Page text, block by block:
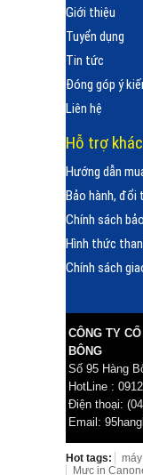
Giới thiệu
Tuyển dụng
Tin tức
Đóng góp ý
Liên hệ
Hỗ trợ
Hướng dẫn
Bảo hành, đổi
Chính sách
Hình thức
Chính sách
CÔNG TY
BÔNG
Số 95 Hàng
HotLine :
Điện thoại:
Email:
Hot tags:
Mực in